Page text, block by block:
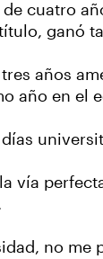
cuatro
ganó
años
año en el
días
vía
no me